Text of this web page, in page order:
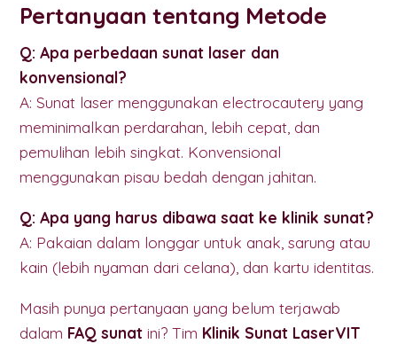
Pertanyaan tentang Metode
Q: Apa perbedaan sunat laser dan
konvensional?
A: Sunat laser menggunakan electrocautery yang
meminimalkan perdarahan, lebih cepat, dan
pemulihan lebih singkat. Konvensional
menggunakan pisau bedah dengan jahitan.
Q: Apa yang harus dibawa saat ke klinik sunat?
A: Pakaian dalam longgar untuk anak, sarung atau
kain (lebih nyaman dari celana), dan kartu identitas.
Masih punya pertanyaan yang belum terjawab
dalam FAQ sunat ini? Tim Klinik Sunat LaserVIT